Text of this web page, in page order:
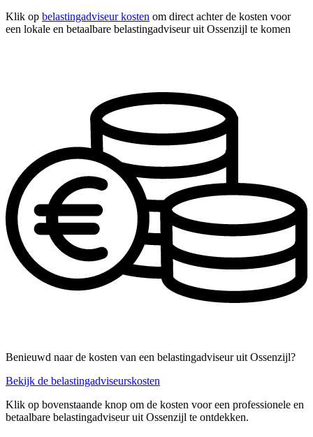
Klik op belastingadviseur kosten om direct achter de kosten voor
een lokale en betaalbare belastingadviseur uit Ossenzijl te komen
Benieuwd naar de kosten van een belastingadviseur uit Ossenzijl?
Bekijk de belastingadviseurskosten
Klik op bovenstaande knop om de kosten voor een professionele en
betaalbare belastingadviseur uit Ossenzijl te ontdekken.